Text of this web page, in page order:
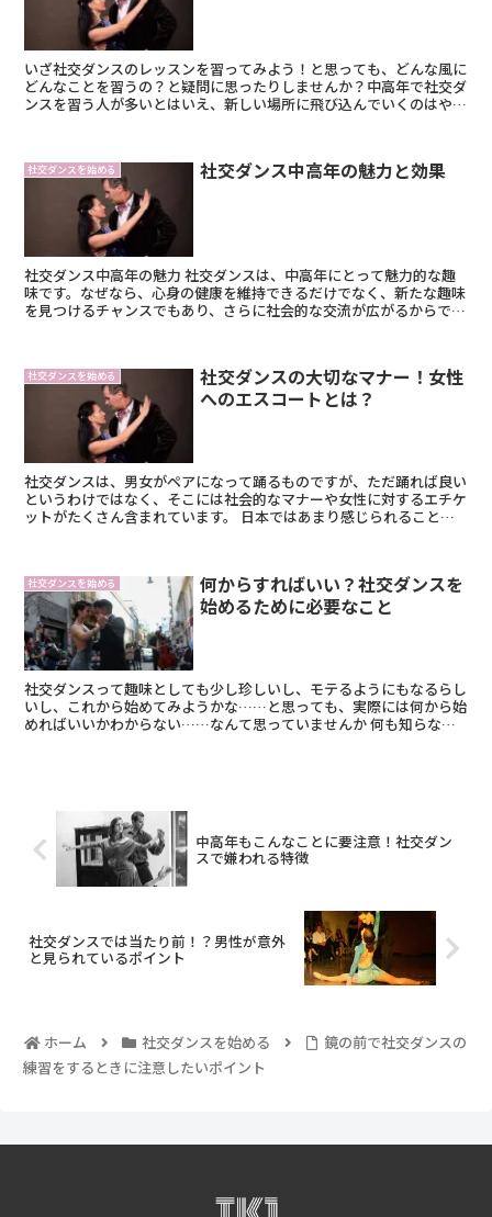
いざ社交ダンスのレッスンを習ってみよう！と思っても、どんな風に
どんなことを習うの？と疑問に思ったりしませんか？中高年で社交ダ
ンスを習う人が多いとはいえ、新しい場所に飛び込んでいくのはやっ
社交ダンスを始める 社交ダンス中高年の魅力と効果
社交ダンス中高年の魅力 社交ダンスは、中高年にとって魅力的な趣
味です。なぜなら、心身の健康を維持できるだけでなく、新たな趣味
を見つけるチャンスでもあり、さらに社会的な交流が広がるからで
社交ダンスを始める
社交ダンスの大切なマナー！女性
へのエスコートとは？
社交ダンスは、男女がペアになって踊るものですが、ただ踊れば良い
というわけではなく、そこには社会的なマナーや女性に対するエチケ
ットがたくさん含まれています。 日本ではあまり感じられることは
社交ダンスを始める
何からすればいい？社交ダンスを
始めるために必要なこと
社交ダンスって趣味としても少し珍しいし、モテるようにもなるらし
いし、これから始めてみようかな……と思っても、実際には何から始
めればいいかわからない……なんて思っていませんか 何も知らない
中高年もこんなことに要注意！社交ダン
スで嫌われる特徴
社交ダンスでは当たり前！？男性が意外
と見られているポイント
ホーム 社交ダンスを始める
鏡の前で社交ダンスの
練習をするときに注意したいポイント